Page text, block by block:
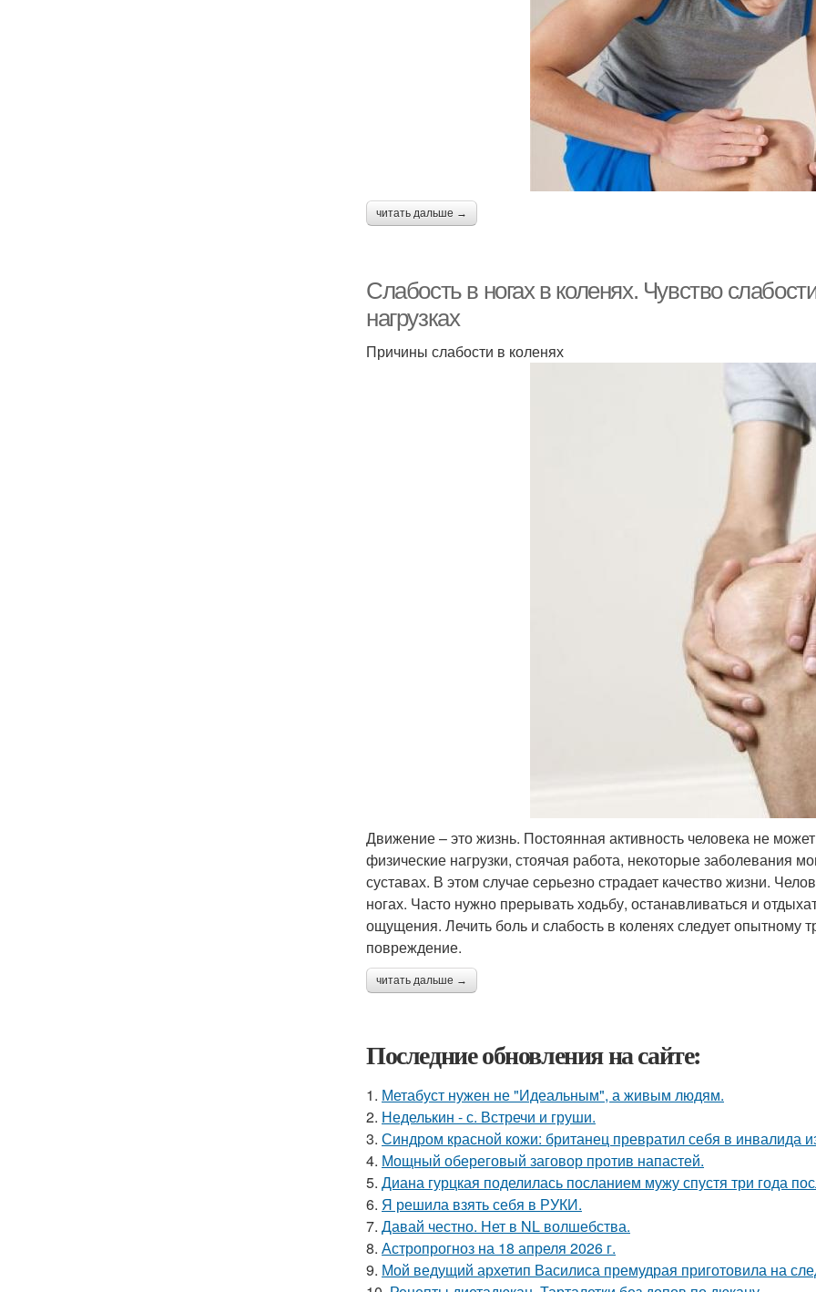
читать дальше →
Слабость в ногах в коленях. Чувство
нагрузках
Причины слабости в коленях
Движение – это жизнь. Постоянная активность человека не
физические нагрузки, стоячая работа, некоторые заболевания
суставах. В этом случае серьезно страдает качество жизни.
ногах. Часто нужно прерывать ходьбу, останавливаться и
ощущения. Лечить боль и слабость в коленях следует опытному
повреждение.
читать дальше →
Последние обновления на сайте:
1. Метабуст нужен не "Идеальным", а живым людям.
2. Неделькин - с. Встречи и груши.
3. Синдром красной кожи: британец превратил себя в инвалида
4. Мощный обереговый заговор против напастей.
5. Диана гурцкая поделилась посланием мужу спустя три года
6. Я решила взять себя в РУКИ.
7. Давай честно. Нет в NL волшебства.
8. Астропрогноз на 18 апреля 2026 г.
9. Мой ведущий архетип Василиса премудрая приготовила на